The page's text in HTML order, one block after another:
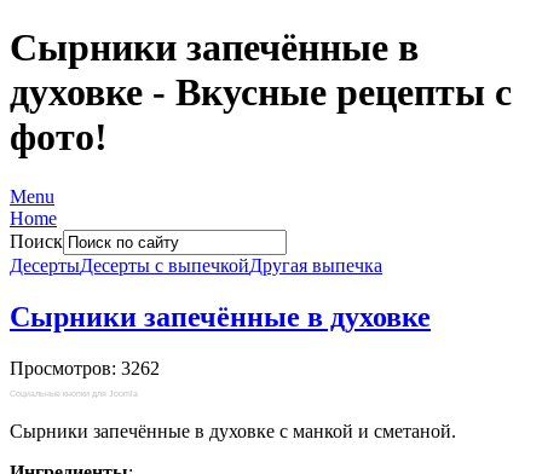
Сырники запечённые в
духовке - Вкусные рецепты с
фото!
Menu
Home
Поиск
ДесертыДесерты с выпечкойДругая выпечка
Сырники запечённые в духовке
Просмотров: 3262
Социальные кнопки для Joomla
Сырники запечённые в духовке с манкой и сметаной.